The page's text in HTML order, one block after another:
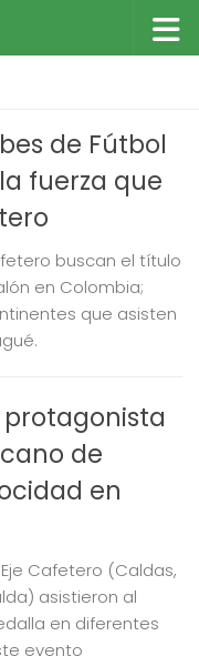
de Fútbol
fuerza que
buscan el título
en Colombia;
que asisten
protagonista
de
en
Cafetero (Caldas,
asistieron al
en diferentes
evento